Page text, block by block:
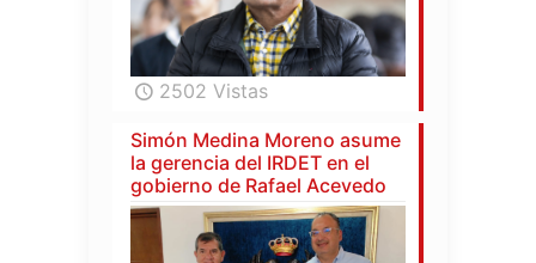
2502 Vistas
Simón Medina Moreno asume
la gerencia del IRDET en el
gobierno de Rafael Acevedo